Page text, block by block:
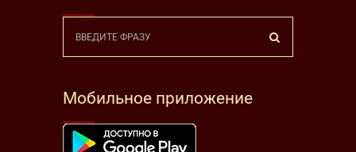
Мобильное приложение